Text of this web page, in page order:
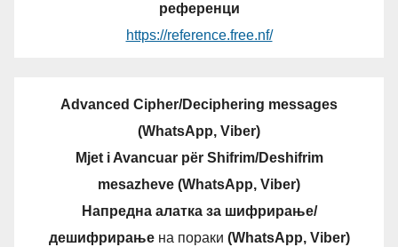
референци
https://reference.free.nf/
Advanced Cipher/Deciphering messages
(WhatsApp, Viber)
Mjet i Avancuar për Shifrim/Deshifrim
mesazheve (WhatsApp, Viber)
Напредна алатка за шифрирање/
дешифрирањена пораки (WhatsApp, Viber)